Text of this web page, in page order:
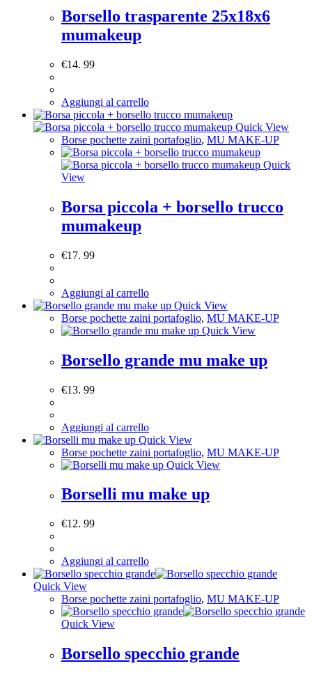
Borsello trasparente 25x18x6
mumakeup
€14. 99
Aggiungi al carrello
Quick View
Borse pochette zaini portafoglio, MU MAKE-UP
Quick
View
Borsa piccola + borsello trucco
mumakeup
€17. 99
Aggiungi al carrello
Quick View
Borse pochette zaini portafoglio, MU MAKE-UP
Quick View
Borsello grande mu make up
€13. 99
Aggiungi al carrello
Quick View
Borse pochette zaini portafoglio, MU MAKE-UP
Quick View
Borselli mu make up
€12. 99
Aggiungi al carrello
Quick View
Borse pochette zaini portafoglio, MU MAKE-UP
Quick View
Borsello specchio grande